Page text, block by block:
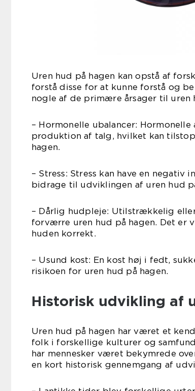
Uren hud på hagen kan opstå af
forstå disse for at kunne forstå og
nogle af de primære årsager til uren
– Hormonelle ubalancer:
produktion af talg, hvilket kan
hagen.
– Stress: Stress kan have en
bidrage til udviklingen af uren hud
– Dårlig hudpleje: Utilstrækkelig
forværre uren hud på hagen. Det er
huden korrekt.
– Usund kost: En kost høj i fedt,
risikoen for uren hud på hagen.
Historisk udvikling af
Uren hud på hagen har været et
folk i forskellige kulturer og
har mennesker været bekymrede
en kort historisk gennemgang af